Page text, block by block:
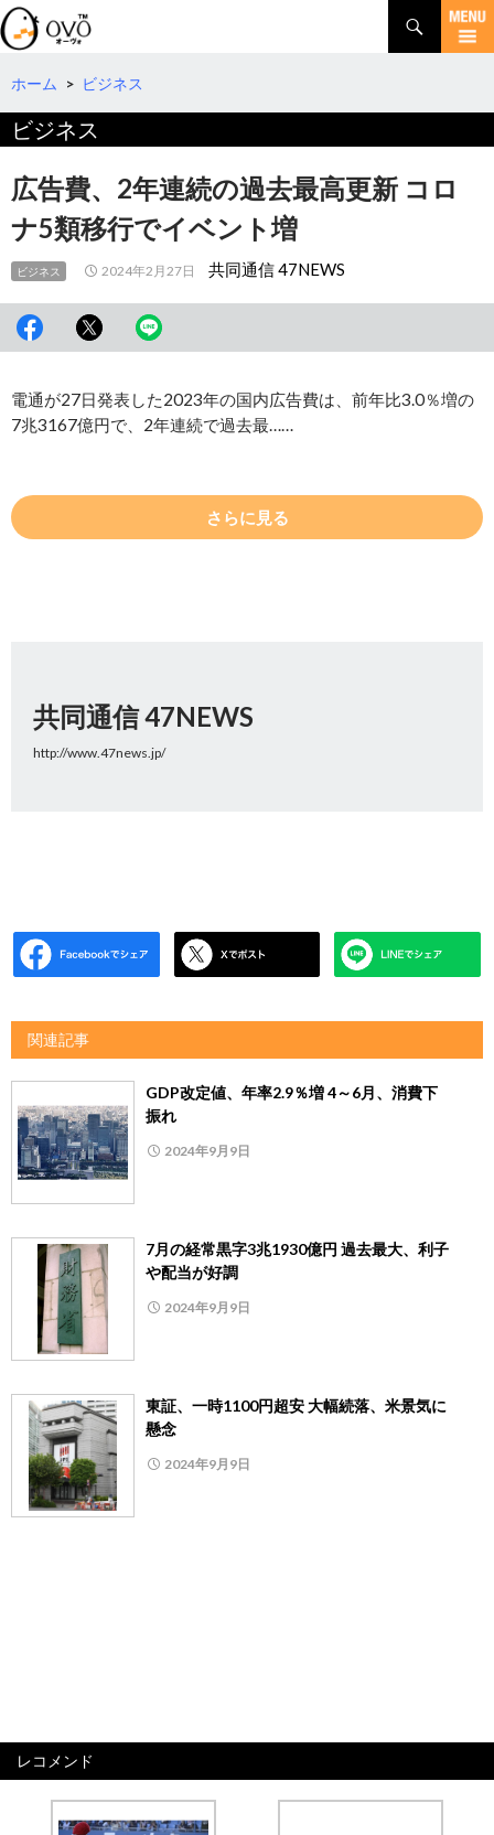
検
索
コ
テ
へ
動
ホーム > ビジネス
ビジネス
広告費、2年連続の過去最高更新 コロ
ナ5類移行でイベント増
ビジネス 2024年2月27日 共同通信 47NEWS
電通が27日発表した2023年の国内広告費は、前年比3.0％増の
7兆3167億円で、2年連続で過去最……
さらに見る
共同通信 47NEWS
http://www.47news.jp/
関連記事
GDP改定値、年率2.9％増 4～6月、消費下
振れ
2024年9月9日
7月の経常黒字3兆1930億円 過去最大、利子
や配当が好調
2024年9月9日
東証、一時1100円超安 大幅続落、米景気に
懸念
2024年9月9日
レコメンド